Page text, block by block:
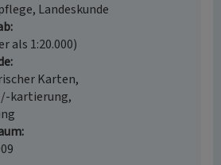
Landeskunde
als 1:20.000)
Karten,
kartierung,